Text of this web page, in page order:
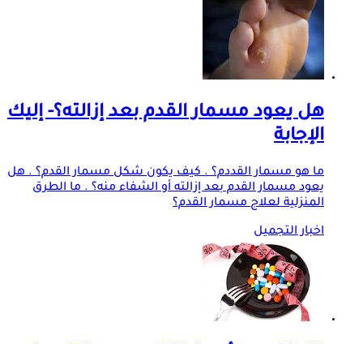
هل يعود مسمار القدم بعد إزالته؟- إليك
الإجابة
ما هو مسمار القددم؟ . كيف يكون شكل مسمار القدم؟ . هل
يعود مسمار القدم بعد إزالته أو الشفاء منه؟ . ما الطرق
المنزلية لعلاج مسمار القدم؟
اخبار التجميل